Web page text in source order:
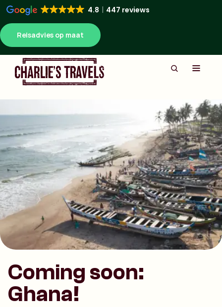
4.8 447 reviews
Reisadvies op maat
Coming soon:
Ghana!